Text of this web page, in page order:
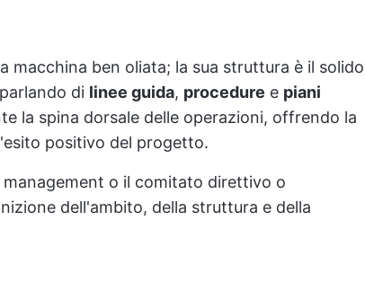
macchina ben oliata; la sua struttura è il solido
di linee guida, procedure e piani
la spina dorsale delle operazioni, offrendo la
positivo del progetto.
o il comitato direttivo o
dell'ambito, della struttura e della